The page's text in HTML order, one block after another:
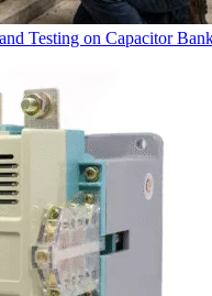
Testing on Capacitor